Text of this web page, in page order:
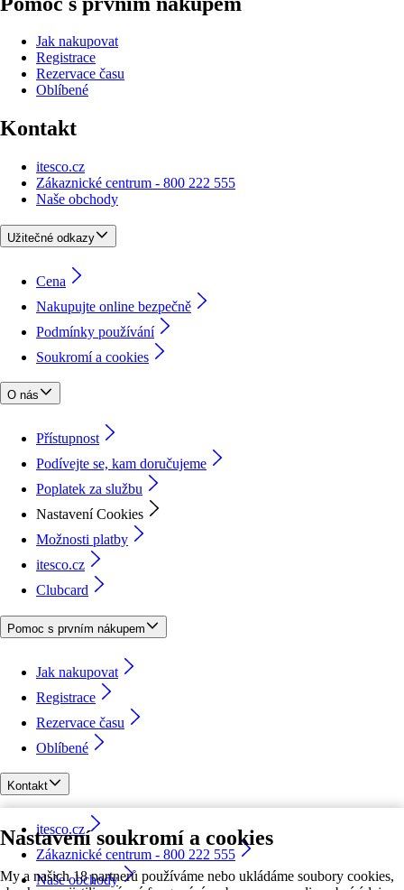
Nastavení soukromí a cookies
My a našich 18 partnerů používáme nebo ukládáme soubory cookies,
Jak nakupovat
Registrace
Rezervace času
Oblíbené
Kontakt
itesco.cz
Zákaznické centrum - 800 222 555
Naše obchody
Užitečné odkazy
Cena
Nakupujte online bezpečně
Podmínky používání
Soukromí a cookies
O nás
Přístupnost
Podívejte se, kam doručujeme
Poplatek za službu
Nastavení Cookies
Možnosti platby
itesco.cz
Clubcard
Pomoc s prvním nákupem
Jak nakupovat
Registrace
Rezervace času
Oblíbené
Kontakt
itesco.cz
Zákaznické centrum - 800 222 555
Naše obchody